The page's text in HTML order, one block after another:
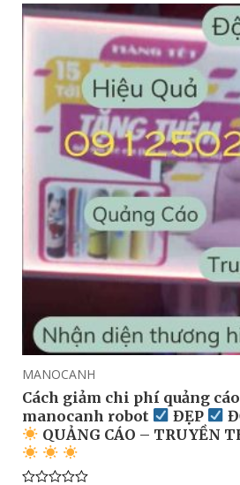
MANOCANH
Cách giảm chi phí quảng
manocanh robot
ĐẸP
QUẢNG CÁO – TRUYỀN